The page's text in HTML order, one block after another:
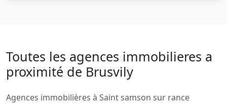
Toutes les agences immobilieres a
proximité de Brusvily
Agences immobilières à Saint samson sur rance